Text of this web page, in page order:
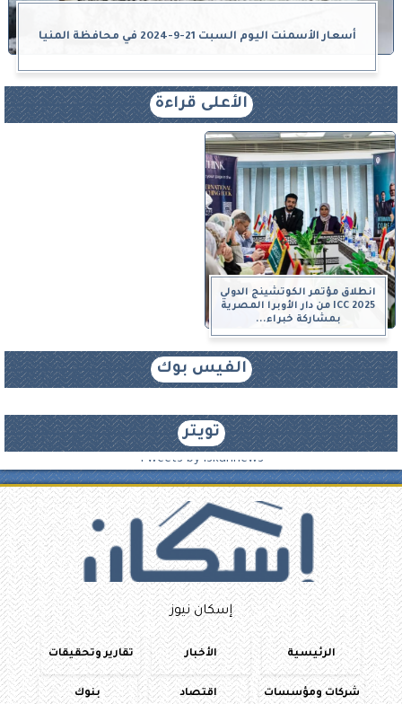
أسعار الأسمنت اليوم السبت 21-9-2024 في محافظة المنيا
الأعلى قراءة
انطلاق مؤتمر الكوتشينج الدولي
ICC 2025 من دار الأوبرا المصرية
بمشاركة خبراء...
الفيس بوك
تويتر
Tweets by iskannews
إسكان نيوز
الرئيسية الأخبار تقارير وتحقيقات
شركات ومؤسسات اقتصاد بنوك